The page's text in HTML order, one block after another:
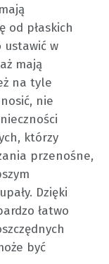
od płaskich
ustawić w
mają
na tyle
nie
którzy
przenośne,
Dzięki
łatwo
być